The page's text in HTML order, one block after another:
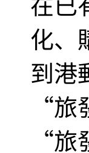
化、
到港
“
“